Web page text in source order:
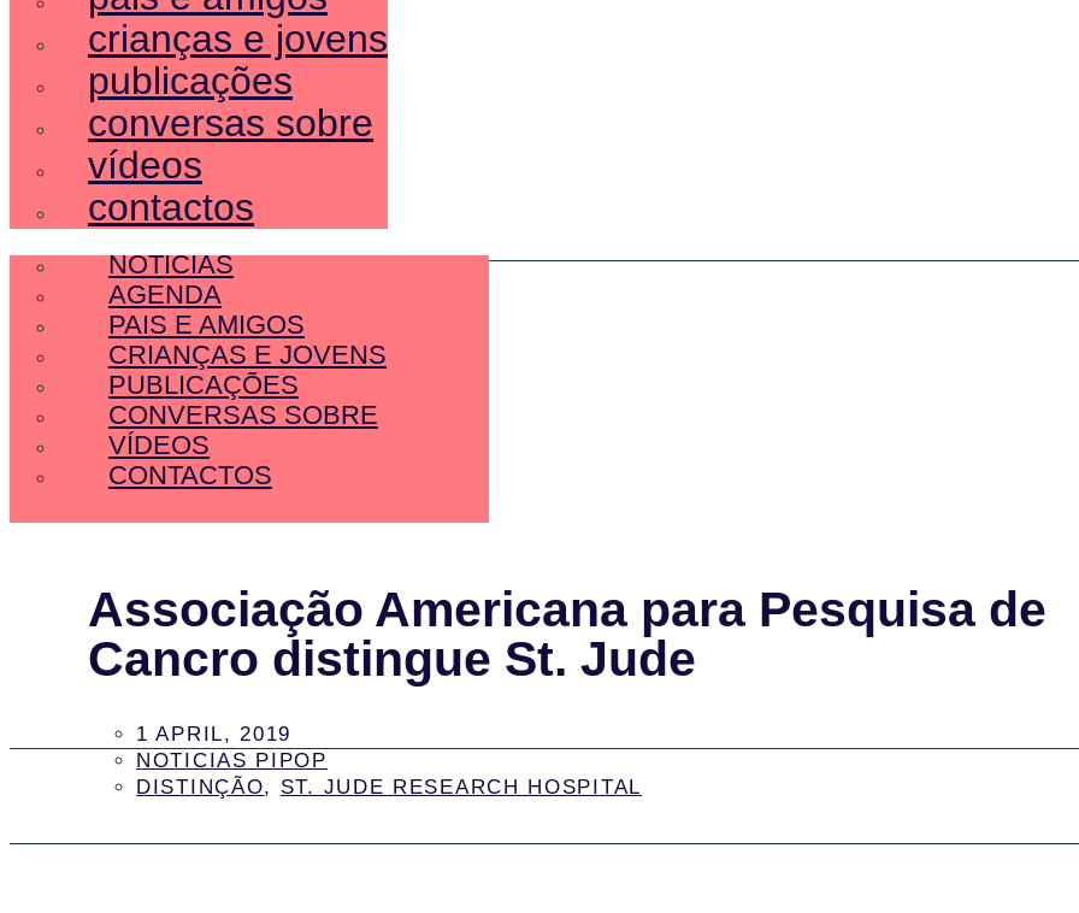
crianças e jovens
publicações
conversas sobre
vídeos
contactos
SOBRE NÓS
NOTÍCIAS
AGENDA
PAIS E AMIGOS
CRIANÇAS E JOVENS
PUBLICAÇÕES
CONVERSAS SOBRE
VÍDEOS
CONTACTOS
Associação Americana para Pesquisa de
Cancro distingue St. Jude
1 APRIL, 2019
NOTICIAS PIPOP
DISTINÇÃO, ST. JUDE RESEARCH HOSPITAL